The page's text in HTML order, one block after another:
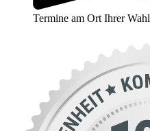
Termine am Ort Ihrer Wahl